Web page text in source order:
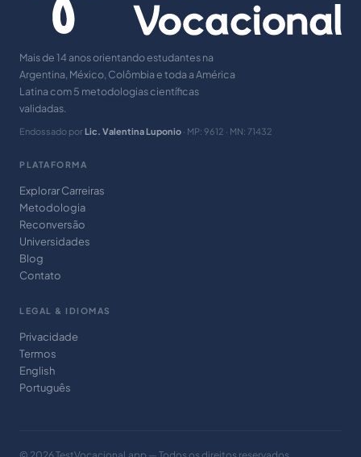
Mais de 14 anos orientando estudantes na
Argentina, México, Colômbia e toda a América
Latina com 5 metodologias científicas
validadas.
Endossado por Lic. Valentina Luponio · MP: 9612 · MN: 71432
PLATAFORMA
Explorar Carreiras
Metodologia
Reconversão
Universidades
Blog
Contato
LEGAL & IDIOMAS
Privacidade
Termos
English
Português